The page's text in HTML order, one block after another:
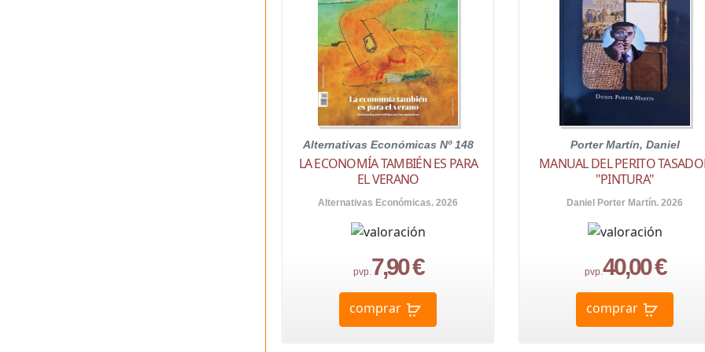
Alternativas Económicas Nº 148
LA ECONOMÍA TAMBIÉN ES PARA
EL VERANO
Alternativas Económicas. 2026
pvp.7,90 €
comprar
Porter Martín, Daniel
MANUAL DEL PERITO
"PINTURA"
Daniel Porter Martín. 2026
pvp.40,00 €
comprar